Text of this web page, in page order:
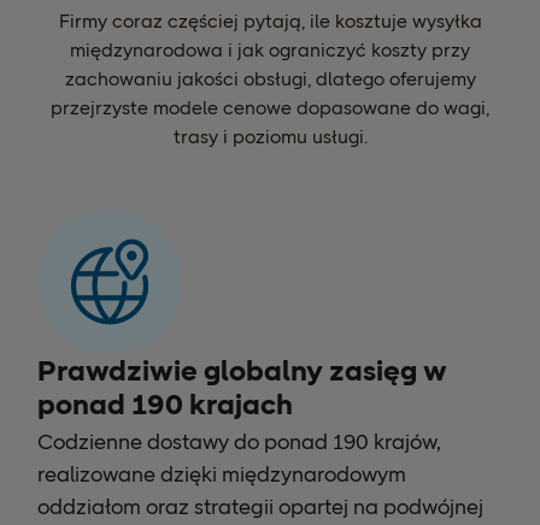
Firmy coraz częściej pytają, ile kosztuje wysyłka
międzynarodowa i jak ograniczyć koszty przy
zachowaniu jakości obsługi, dlatego oferujemy
przejrzyste modele cenowe dopasowane do wagi,
trasy i poziomu usługi.
Prawdziwie globalny zasięg w
ponad 190 krajach
Codzienne dostawy do ponad 190 krajów,
realizowane dzięki międzynarodowym
oddziałom oraz strategii opartej na podwójnej